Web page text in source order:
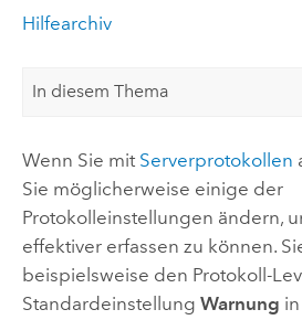
Hilfearchiv
In diesem Thema
Wenn Sie mit Serverprotokollen
Sie möglicherweise einige der
Protokolleinstellungen ändern,
effektiver erfassen zu können.
beispielsweise den Protokoll-
Standardeinstellung Warnung in